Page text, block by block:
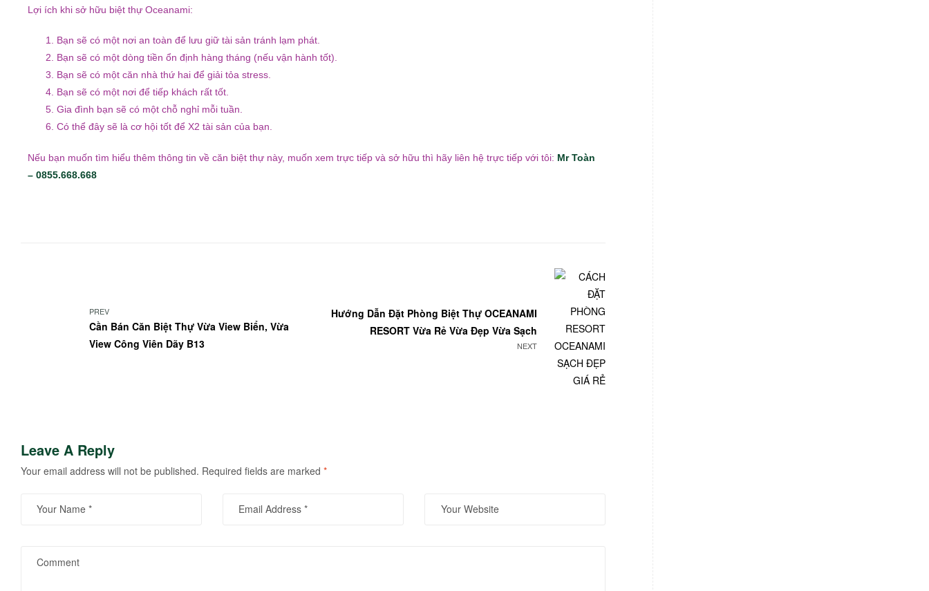
Lợi ích khi sở hữu biệt thự Oceanami:
Bạn sẽ có một nơi an toàn để lưu giữ tài sản tránh lạm phát.
Bạn sẽ có một dòng tiền ổn định hàng tháng (nếu vận hành tốt).
Bạn sẽ có một căn nhà thứ hai để giải tỏa stress.
Bạn sẽ có một nơi để tiếp khách rất tốt.
Gia đình bạn sẽ có một chỗ nghỉ mỗi tuần.
Có thể đây sẽ là cơ hội tốt để X2 tài sản của bạn.
Nếu bạn muốn tìm hiểu thêm thông tin về căn biệt thự này, muốn xem trực tiếp và sở hữu thì hãy liên hệ trực tiếp với tôi: Mr Toàn
– 0855.668.668
PREV
Cần Bán Căn Biệt Thự Vừa View Biển, Vừa
View Công Viên Dãy B13
NEXT
Hướng Dẫn Đặt Phòng Biệt Thự OCEANAMI
RESORT Vừa Rẻ Vừa Đẹp Vừa Sạch
Leave A Reply
Your email address will not be published. Required fields are marked *